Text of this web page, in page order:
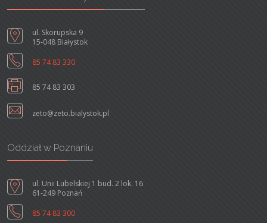
ul. Skorupska 9
15-048 Białystok
85 74 83 330
85 74 83 303
zeto@zeto.bialystok.pl
Oddział w Poznaniu
ul. Unii Lubelskiej 1 bud. 2 lok. 16
61-249 Poznań
85 74 83 300